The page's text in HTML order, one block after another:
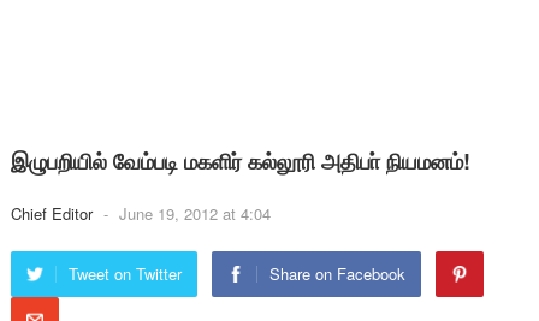
இழுபறியில் வேம்படி மகளிர் கல்லூரி அதிபா் நியமனம்!
Chief Editor - June 19, 2012 at 4:04
Tweet on Twitter Share on Facebook